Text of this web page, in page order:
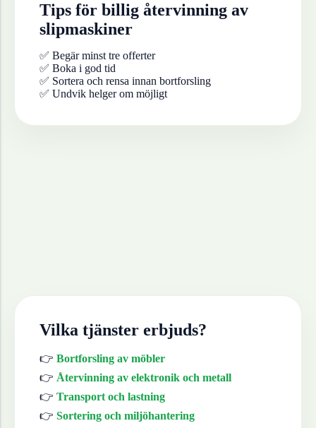
Tips för billig återvinning av
slipmaskiner
✅ Begär minst tre offerter
✅ Boka i god tid
✅ Sortera och rensa innan bortforsling
✅ Undvik helger om möjligt
Vilka tjänster erbjuds?
👉 Bortforsling av möbler
👉 Återvinning av elektronik och metall
👉 Transport och lastning
👉 Sortering och miljöhantering